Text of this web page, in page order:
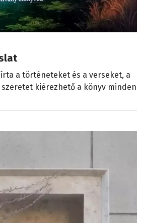
a történeteket és a verseket, a
kiérezhető a könyv minden